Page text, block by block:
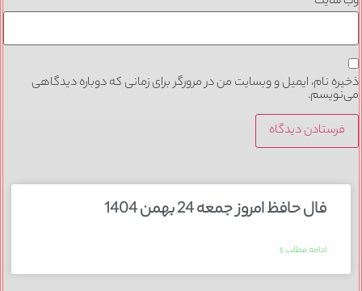
ذخیره نام، ایمیل و وبسایت من در مرورگر برای زمانی که دوباره دیدگاهی
می‌نویسم.
فال حافظ امروز جمعه 24 بهمن 1404
ادامه مطلب »